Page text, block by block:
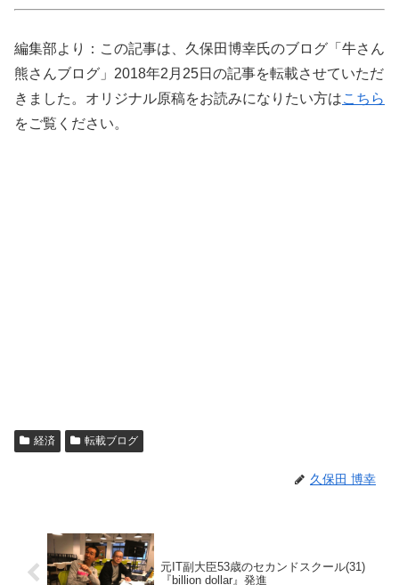
編集部より：この記事は、久保田博幸氏のブログ「牛さん
熊さんブログ」2018年2月25日の記事を転載させていただ
きました。オリジナル原稿をお読みになりたい方はこちら
をご覧ください。
経済 転載ブログ
久保田 博幸
元IT副大臣53歳のセカンドスクール(31)
『billion dollar』発進